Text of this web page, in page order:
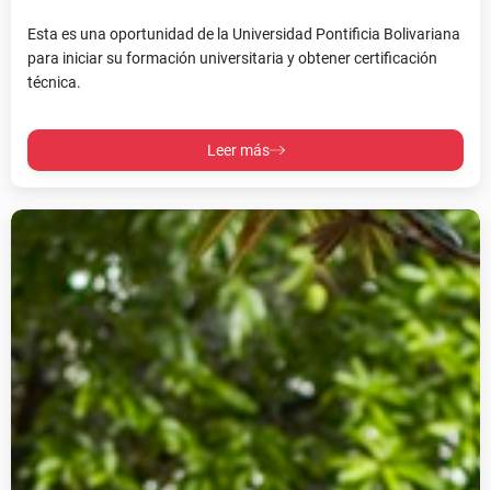
Esta es una oportunidad de la Universidad Pontificia Bolivariana
para iniciar su formación universitaria y obtener certificación
técnica.
Leer más